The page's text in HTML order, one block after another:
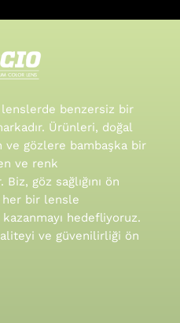
benzersiz bir
Ürünleri, doğal
ve gözlere bambaşka bir
ve renk
Biz, göz sağlığını ön
bir lensle
kazanmayı hedefliyoruz.
ve güvenilirliği ön